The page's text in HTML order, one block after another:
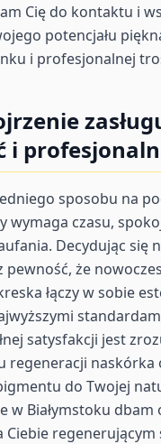
Cię do kontaktu i
potencjału
i profesjonalnej
i
sposobu na
wymaga czasu,
Decydując się
pewność, że
łączy w sobie
satysfakcji jest
regeneracji naskórka
do Twojej
w Białymstoku dbam
Ciebie